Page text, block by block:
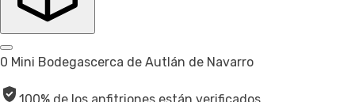
0 Mini Bodegascerca de Autlán de Navarro